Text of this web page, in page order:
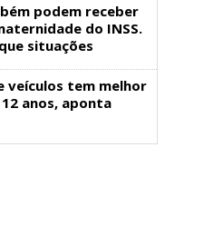
podem receber
do INSS.
situações
veículos tem melhor
anos, aponta